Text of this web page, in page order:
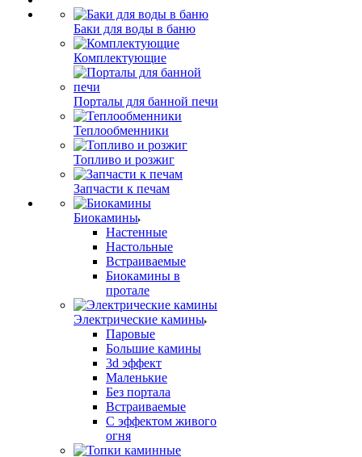
Баки для воды в баню
Комплектующие
Порталы для банной печи
Теплообменники
Топливо и розжиг
Запчасти к печам
Биокамины
Настенные
Настольные
Встраиваемые
Биокамины в
протале
Электрические камины
Паровые
Большие камины
3d эффект
Маленькие
Без портала
Встраиваемые
С эффектом живого
огня